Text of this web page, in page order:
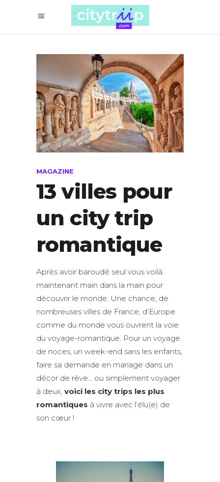
MAGAZINE
13 villes pour
un city trip
romantique
Après avoir baroudé seul vous voilà
maintenant main dans la main pour
découvrir le monde. Une chance, de
nombreuses villes de France, d’Europe
comme du monde vous ouvrent la voie
du voyage-romantique. Pour un voyage
de noces, un week-end sans les enfants,
faire sa demande en mariage dans un
décor de rêve… ou simplement voyager
à deux, voici les city trips les plus
romantiques à vivre avec l’élu(e) de
son cœur !